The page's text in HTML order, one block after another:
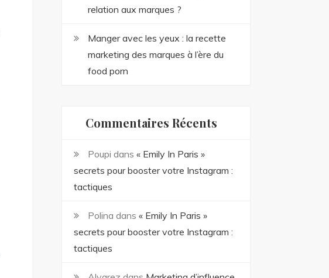
relation aux marques ?
Manger avec les yeux : la recette
marketing des marques à l’ère du
food porn
Commentaires Récents
Poupi dans« Emily In Paris »
secrets pour booster votre Instagram :
tactiques
Polina dans« Emily In Paris »
secrets pour booster votre Instagram :
tactiques